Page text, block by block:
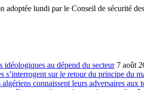
adoptée lundi par le Conseil de sécurité
au dépend du secteur 7 août
sur le retour du principe du
connaissent leurs adversaires aux